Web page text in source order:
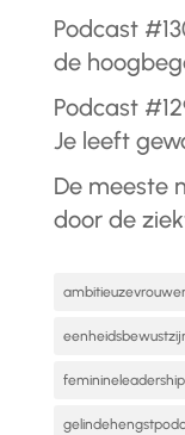
Podcast
de
Podcast
Je leeft
De meeste
door de
feminineleadership